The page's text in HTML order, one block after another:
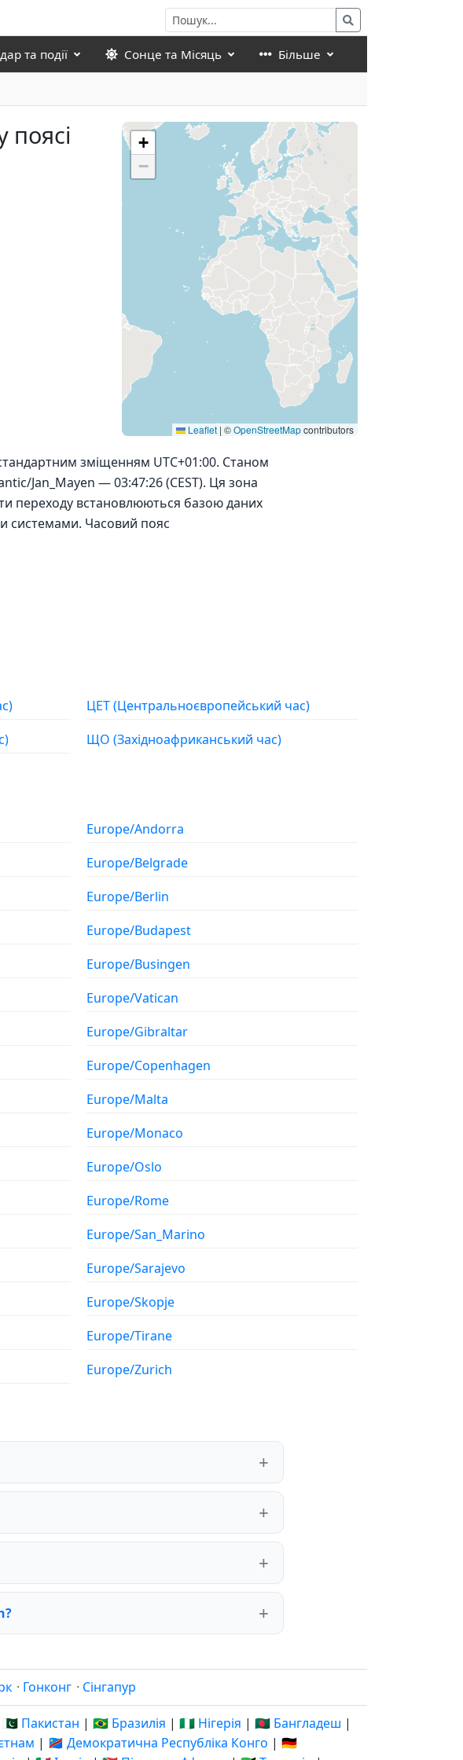
та події Сонце та Місяць Більше
+
−
Leaflet | ©OpenStreetMapcontributors
зміщенням UTC+01:00. Станом
Jan_Mayen — 03:47:26 (CEST). Ця зона
переходу встановлюються базою даних
системами. Часовий пояс
ЦЕТ (Центральноєвропейський час)
ЩО (Західноафриканський час)
Europe/Andorra
Europe/Belgrade
Europe/Berlin
Europe/Budapest
Europe/Busingen
Europe/Vatican
Europe/Gibraltar
Europe/Copenhagen
Europe/Malta
Europe/Monaco
Europe/Oslo
Europe/Rome
Europe/San_Marino
Europe/Sarajevo
Europe/Skopje
Europe/Tirane
Europe/Zurich
· Гонконг · Сінгапур
🇵🇰 Пакистан | 🇧🇷 Бразилія | 🇳🇬 Нігерія | 🇧🇩 Бангладеш |
| 🇨🇩 Демократична Республіка Конго | 🇩🇪